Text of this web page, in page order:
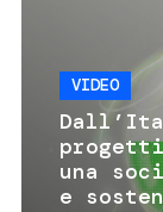
VIDEO
una
e